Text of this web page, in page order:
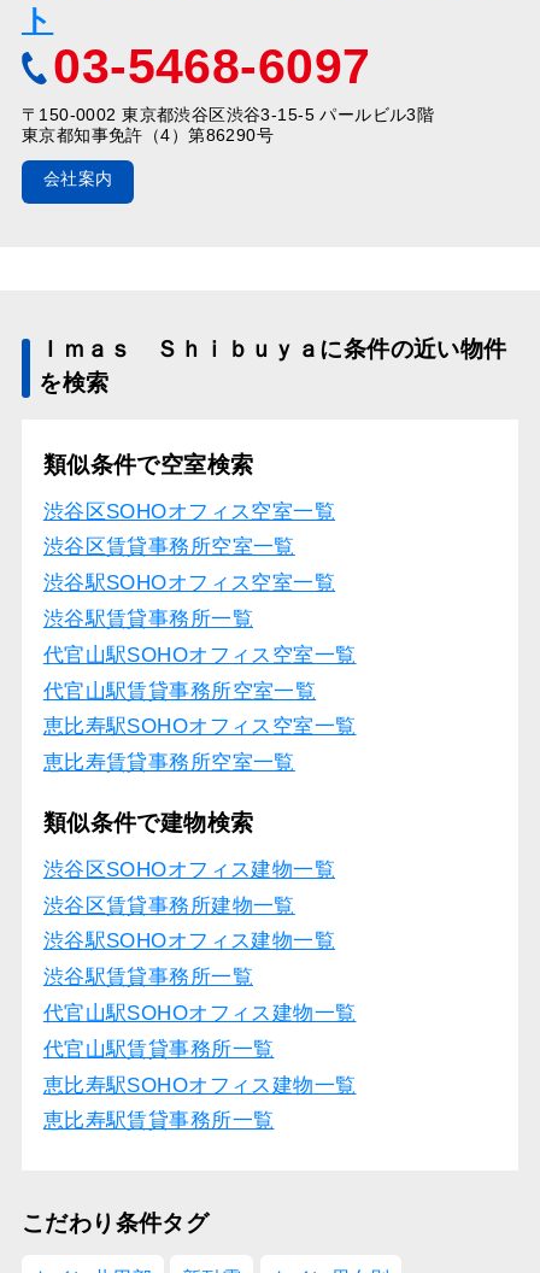
ト
03-5468-6097
〒150-0002 東京都渋谷区渋谷3-15-5 パールビル3階
東京都知事免許（4）第86290号
会社案内
Ｉｍａｓ Ｓｈｉｂｕｙａに条件の近い物件
を検索
類似条件で空室検索
渋谷区SOHOオフィス空室一覧
渋谷区賃貸事務所空室一覧
渋谷駅SOHOオフィス空室一覧
渋谷駅賃貸事務所一覧
代官山駅SOHOオフィス空室一覧
代官山駅賃貸事務所空室一覧
恵比寿駅SOHOオフィス空室一覧
恵比寿賃貸事務所空室一覧
類似条件で建物検索
渋谷区SOHOオフィス建物一覧
渋谷区賃貸事務所建物一覧
渋谷駅SOHOオフィス建物一覧
渋谷駅賃貸事務所一覧
代官山駅SOHOオフィス建物一覧
代官山駅賃貸事務所一覧
恵比寿駅SOHOオフィス建物一覧
恵比寿駅賃貸事務所一覧
こだわり条件タグ